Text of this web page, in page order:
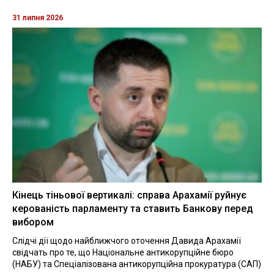
31 липня 2026
Кінець тіньової вертикалі: справа Арахамії руйнує
керованість парламенту та ставить Банкову перед
вибором
Слідчі дії щодо найближчого оточення Давида Арахамії
свідчать про те, що Національне антикорупційне бюро
(НАБУ) та Спеціалізована антикорупційна прокуратура (САП)